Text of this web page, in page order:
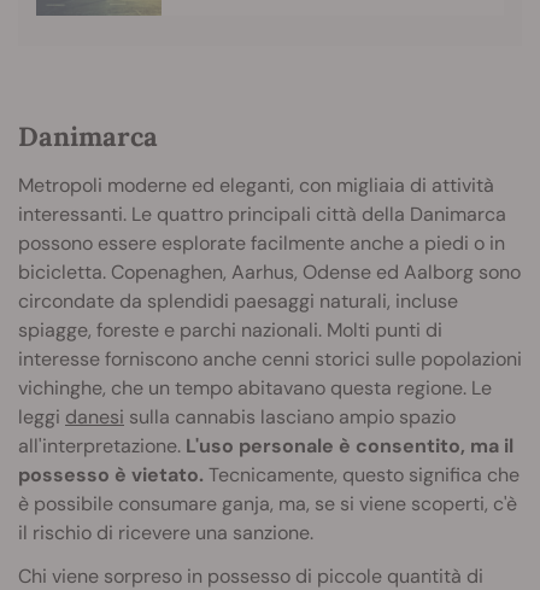
Danimarca
Metropoli moderne ed eleganti, con migliaia di attività
interessanti. Le quattro principali città della Danimarca
possono essere esplorate facilmente anche a piedi o in
bicicletta. Copenaghen, Aarhus, Odense ed Aalborg sono
circondate da splendidi paesaggi naturali, incluse
spiagge, foreste e parchi nazionali. Molti punti di
interesse forniscono anche cenni storici sulle popolazioni
vichinghe, che un tempo abitavano questa regione. Le
leggi danesi sulla cannabis lasciano ampio spazio
all'interpretazione. L'uso personale è consentito, ma il
possesso è vietato. Tecnicamente, questo significa che
è possibile consumare ganja, ma, se si viene scoperti, c'è
il rischio di ricevere una sanzione.
Chi viene sorpreso in possesso di piccole quantità di